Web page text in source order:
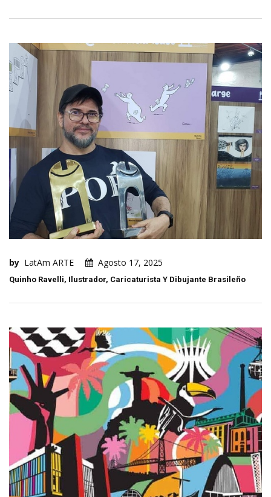
by LatAm ARTE Agosto 17, 2025
Quinho Ravelli, Ilustrador, Caricaturista Y Dibujante Brasileño